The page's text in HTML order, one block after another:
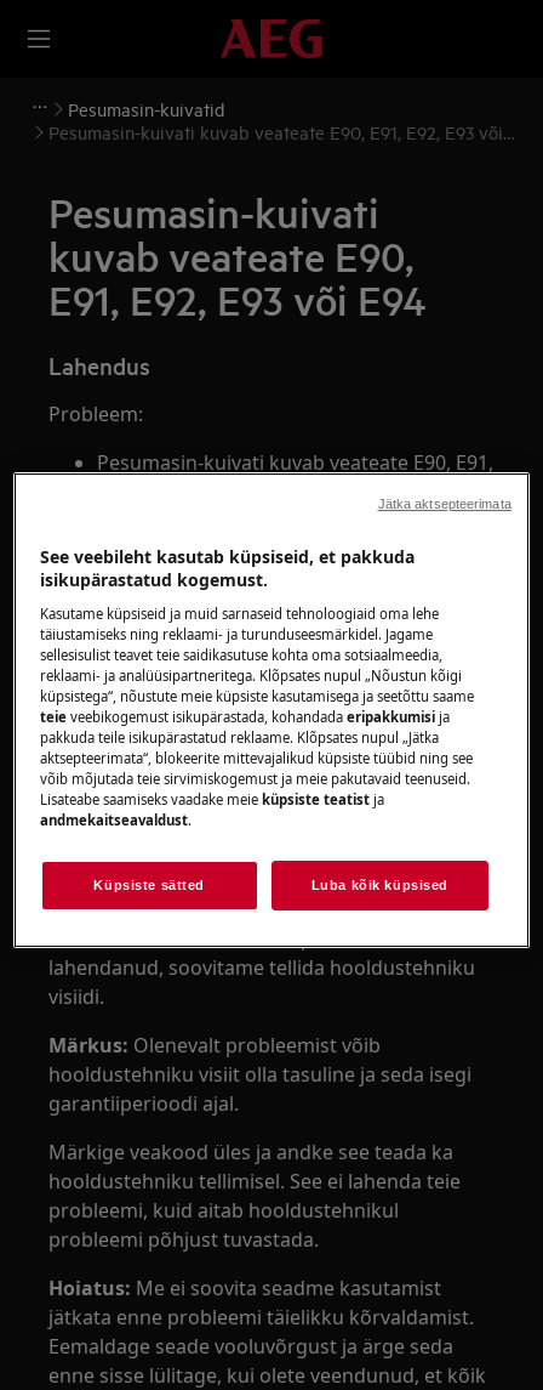
Pesumasin-kuivatid
Pesumasin-kuivati kuvab veateate E90, E91, E92, E93 või
Pesumasin-kuivati
kuvab veateate E90,
E91, E92, E93 või E94
Lahendus
Probleem:
Pesumasin-kuivati kuvab veateate E90, E91,
seadistus-/kommunikatsiooniprobleemile.
Seadmed:
Eraldiseisev pesumasin-kuivati
Integreeritud pesumasin-kuivati
Lahendus:
1. Lülitage seade uuesti sisse
Võtke pistik seinakontaktist välja, oodake 30
2. Pöörduge volitatud teeninduskeskusse
lahendanud, soovitame tellida hooldustehniku
visiidi.
Märkus: Olenevalt probleemist võib
hooldustehniku visiit olla tasuline ja seda isegi
garantiiperioodi ajal.
Märkige veakood üles ja andke see teada ka
hooldustehniku tellimisel. See ei lahenda teie
probleemi, kuid aitab hooldustehnikul
probleemi põhjust tuvastada.
Hoiatus: Me ei soovita seadme kasutamist
jätkata enne probleemi täielikku kõrvaldamist.
Eemaldage seade vooluvõrgust ja ärge seda
enne sisse lülitage, kui olete veendunud, et kõik
See veebileht kasutab küpsiseid, et pakkuda
isikupärastatud kogemust.
Kasutame küpsiseid ja muid sarnaseid tehnoloogiaid oma lehe
täiustamiseks ning reklaami- ja turunduseesmärkidel. Jagame
sellesisulist teavet teie saidikasutuse kohta oma sotsiaalmeedia,
reklaami- ja analüüsipartneritega. Klõpsates nupul „Nõustun kõigi
küpsistega“, nõustute meie küpsiste kasutamisega ja seetõttu saame
teie veebikogemust isikupärastada, kohandadaeripakkumisi ja
pakkuda teile isikupärastatud reklaame. Klõpsates nupul „Jätka
aktsepteerimata“, blokeerite mittevajalikud küpsiste tüübid ning see
võib mõjutada teie sirvimiskogemust ja meie pakutavaid teenuseid.
Lisateabe saamiseks vaadake meie küpsiste teatist ja
andmekaitseavaldust.
Küpsiste sätted Luba kõik küpsised
Jätka aktsepteerimata